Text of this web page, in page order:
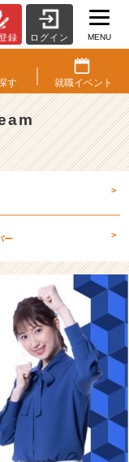
録 ログイン MENU
す 就職イベント
>
ー >